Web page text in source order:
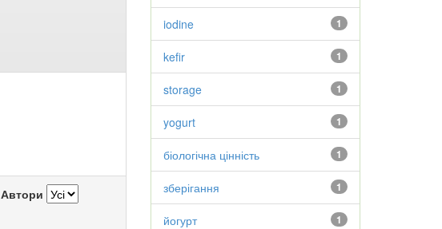
Автори
1
iodine
1
kefir
1
storage
1
yogurt
1
біологічна цінність
1
зберігання
1
йогурт